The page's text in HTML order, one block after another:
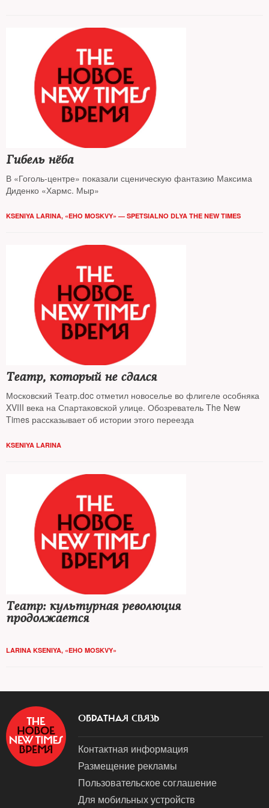
Гибель нёба
В «Гоголь-центре» показали сценическую фантазию Максима
Диденко «Хармс. Мыр»
KSENIYA LARINA, «EHO MOSKVY» — SPETSIALNO DLYA THE NEW TIMES
Театр, который не сдался
Московский Театр.doc отметил новоселье во флигеле особняка
XVIII века на Спартаковской улице. Обозреватель The New
Times рассказывает об истории этого переезда
KSENIYA LARINA
Театр: культурная революция
продолжается
LARINA KSENIYA, «EHO MOSKVY»
ОБРАТНАЯ СВЯЗЬ
Контактная информация
Размещение рекламы
Пользовательское соглашение
Для мобильных устройств